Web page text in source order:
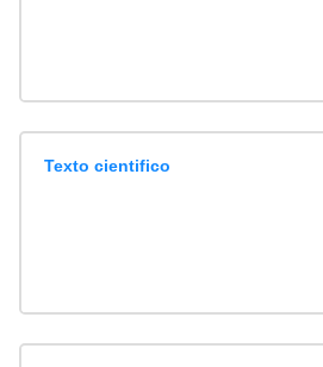
Texto cientifico